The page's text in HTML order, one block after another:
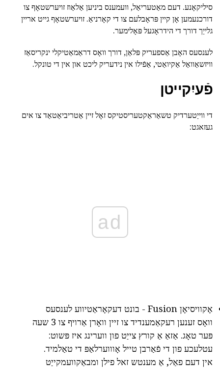
סיליקאָנע. דעם מאַטעריאַל, וועמענס ביניען אַלאַוז זויערשטאָף צו
דורכנעמען אָן קיין פּראָבלעם צו די קאָרניאַ. זויערשטאָף גייט אריין
גלייַך דורך די הידראָגעל פּאָלימער.
לענסעס האָבן אַספעריק פּלאַן, דורך וואָס דראַמאַטיקלי ינקריסאַז
וויזשאַוואַל אַקיואַטי, אַפֿילו אין נידעריק ליכט און אין די טונקל.
פֿעיִקייטן
די ווייַטערדיק טשאַראַקטעריסטיקס זאָל זיין אַטריביאַטאַד צו אים
געזאגט:
ad
אָקוויסיאָן Fusion - בונט דעקאָראַטיווע לענסעס
וואָס זענען רעקאַמענדיד צו זיין וואָרן אַרויף צו 3 שעה
פּער טאָג. אַזאַ אַ קורץ צייַט פון ווערינג איז פּשוט:
עטלעכע פון די פֿאַרבן טייל אָוווערלאַפּ די טאַלמיד.
אין דעם פאַל, אַ מענטש זאל פילן ומבאַקוועמקייַט